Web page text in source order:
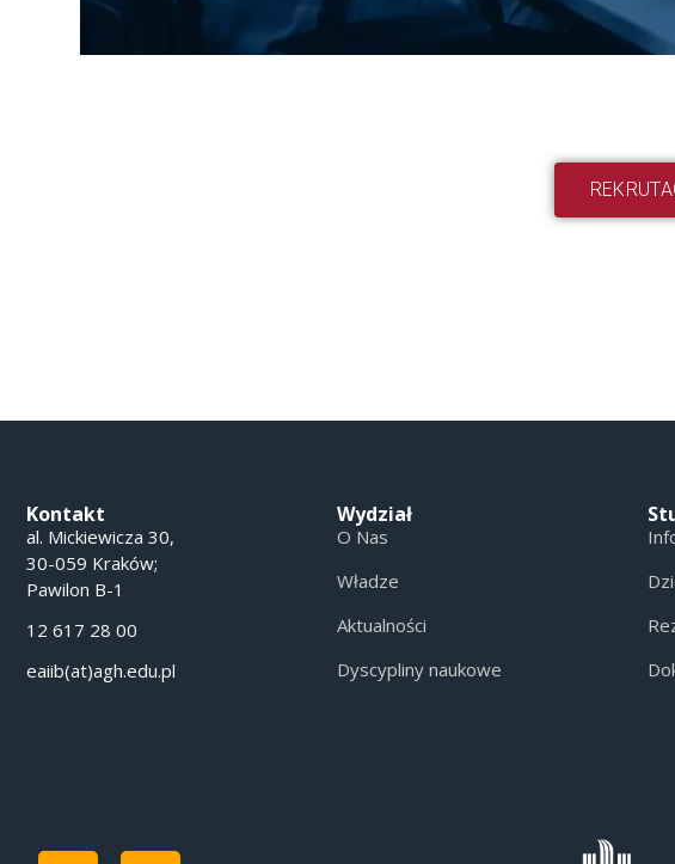
Kontakt
al. Mickiewicza 30,
30-059 Kraków;
Pawilon B-1
12 617 28 00
eaiib(at)agh.edu.pl
Wydział
O Nas
Władze
Aktualności
Dyscypliny naukowe